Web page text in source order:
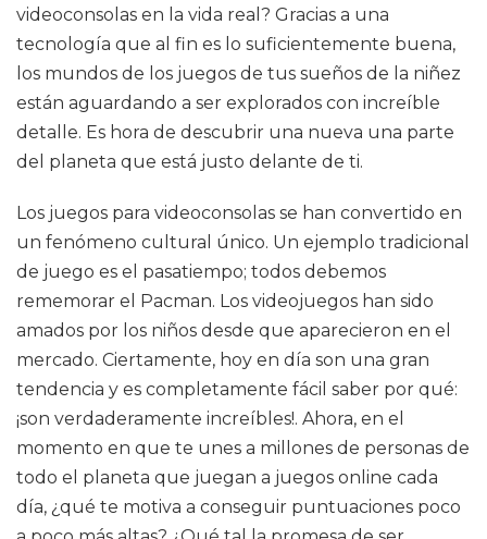
videoconsolas en la vida real? Gracias a una
tecnología que al fin es lo suficientemente buena,
los mundos de los juegos de tus sueños de la niñez
están aguardando a ser explorados con increíble
detalle. Es hora de descubrir una nueva una parte
del planeta que está justo delante de ti.
Los juegos para videoconsolas se han convertido en
un fenómeno cultural único. Un ejemplo tradicional
de juego es el pasatiempo; todos debemos
rememorar el Pacman. Los videojuegos han sido
amados por los niños desde que aparecieron en el
mercado. Ciertamente, hoy en día son una gran
tendencia y es completamente fácil saber por qué:
¡son verdaderamente increíbles!. Ahora, en el
momento en que te unes a millones de personas de
todo el planeta que juegan a juegos online cada
día, ¿qué te motiva a conseguir puntuaciones poco